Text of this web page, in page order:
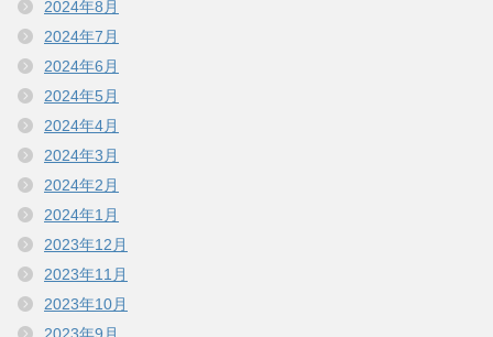
2024年8月
2024年7月
2024年6月
2024年5月
2024年4月
2024年3月
2024年2月
2024年1月
2023年12月
2023年11月
2023年10月
2023年9月